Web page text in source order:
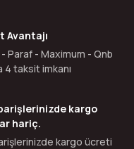
Avantajı
Paraf - Maximum - Qnb
4 taksit imkanı
kargo
hariç.
kargo ücreti